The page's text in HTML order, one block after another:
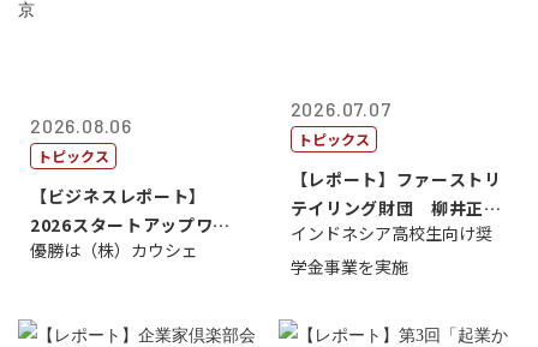
2026.08.06
トピックス
【ビジネスレポート】
2026スタートアップワー
ルドカップ東京
優勝は（株）カウシェ
2026.07.07
トピックス
【レポート】ファーストリ
テイリング財団 柳井正
理事長
インドネシア高校生向け奨
学金事業を実施